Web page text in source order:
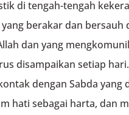
di tengah-tengah
berakar dan bersauh
dan yang
disampaikan setiap
dengan Sabda
hati sebagai harta, dan